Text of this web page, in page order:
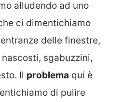
alludendo ad uno
ci dimentichiamo
delle finestre,
sgabuzzini,
Il problema qui è
di pulire